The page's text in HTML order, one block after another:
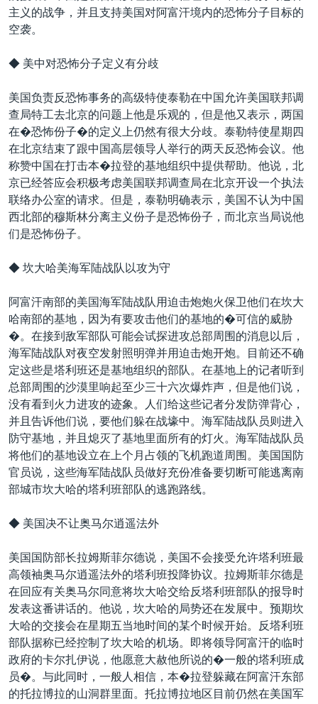
美洲
劳工
美中关系
埃博拉疫情
美国之音专访
重要讲话与声明
台海两岸关系
南中国海争端
关注西藏
关注新疆
中文广播
关注我们
其他语言网站
主义的战争，并且支持美国对阿富汗境内的恐怖分子目标的
空袭。
◆ 美中对恐怖分子定义有分歧
美国负责反恐怖事务的高级特使泰勒在中国允许美国联邦调
查局特工去北京的问题上他是乐观的，但是他又表示，两国
在�恐怖份子�的定义上仍然有很大分歧。泰勒特使星期四
在北京结束了跟中国高层领导人举行的两天反恐怖会议。他
称赞中国在打击本�拉登的基地组织中提供帮助。他说，北
京已经答应会积极考虑美国联邦调查局在北京开设一个执法
联络办公室的请求。但是，泰勒明确表示，美国不认为中国
西北部的穆斯林分离主义份子是恐怖份子，而北京当局说他
们是恐怖份子。
◆ 坎大哈美海军陆战队以攻为守
阿富汗南部的美国海军陆战队用迫击炮炮火保卫他们在坎大
哈南部的基地，因为有要攻击他们的基地的�可信的威胁
�。在接到敌军部队可能会试探进攻总部周围的消息以后，
海军陆战队对夜空发射照明弹并用迫击炮开炮。目前还不确
定这些是塔利班还是基地组织的部队。在基地上的记者听到
总部周围的沙漠里响起至少三十六次爆炸声，但是他们说，
没有看到火力进攻的迹象。人们给这些记者分发防弹背心，
并且告诉他们说，要他们躲在战壕中。海军陆战队员则进入
防守基地，并且熄灭了基地里面所有的灯火。海军陆战队员
将他们的基地设立在上个月占领的飞机跑道周围。美国国防
官员说，这些海军陆战队员做好充份准备要切断可能逃离南
部城市坎大哈的塔利班部队的逃跑路线。
◆ 美国决不让奥马尔逍遥法外
美国国防部长拉姆斯菲尔德说，美国不会接受允许塔利班最
高领袖奥马尔逍遥法外的塔利班投降协议。拉姆斯菲尔德是
在回应有关奥马尔同意将坎大哈交给反塔利班部队的报导时
发表这番讲话的。他说，坎大哈的局势还在发展中。预期坎
大哈的交接会在星期五当地时间的某个时候开始。反塔利班
部队据称已经控制了坎大哈的机场。即将领导阿富汗的临时
政府的卡尔扎伊说，他愿意大赦他所说的�一般的塔利班成
员�。与此同时，一般人相信，本�拉登躲藏在阿富汗东部
的托拉博拉的山洞群里面。托拉博拉地区目前仍然在美国军